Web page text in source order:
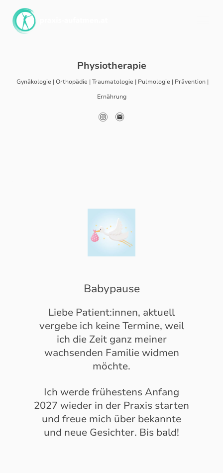
Physiotherapie
Gynäkologie | Orthopädie | Traumatologie | Pulmologie | Prävention |
Ernährung
Babypause
Liebe Patient:innen, aktuell
vergebe ich keine Termine, weil
ich die Zeit ganz meiner
wachsenden Familie widmen
möchte.
Ich werde frühestens Anfang
2027 wieder in der Praxis starten
und freue mich über bekannte
und neue Gesichter. Bis bald!